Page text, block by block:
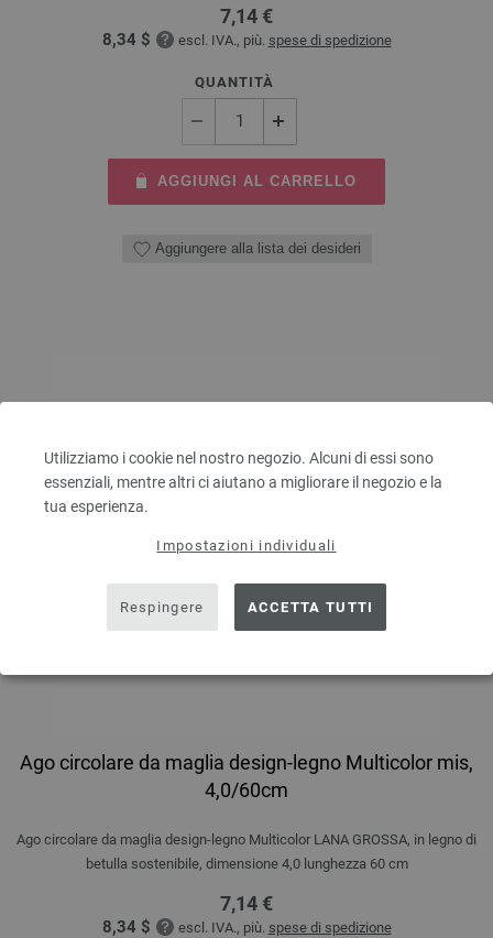
Utilizziamo i cookie nel nostro negozio. Alcuni di essi sono
essenziali, mentre altri ci aiutano a migliorare il negozio e la
tua esperienza.
Impostazioni individuali
Respingere ACCETTA TUTTI
7,14 €
8,34 $ escl. IVA., più. spese di spedizione
QUANTITÀ
AGGIUNGI AL CARRELLO
Aggiungere alla lista dei desideri
Ago circolare da maglia design-legno Multicolor mis,
4,0/60cm
Ago circolare da maglia design-legno Multicolor LANA GROSSA, in legno di
betulla sostenibile, dimensione 4,0 lunghezza 60 cm
7,14 €
8,34 $ escl. IVA., più. spese di spedizione